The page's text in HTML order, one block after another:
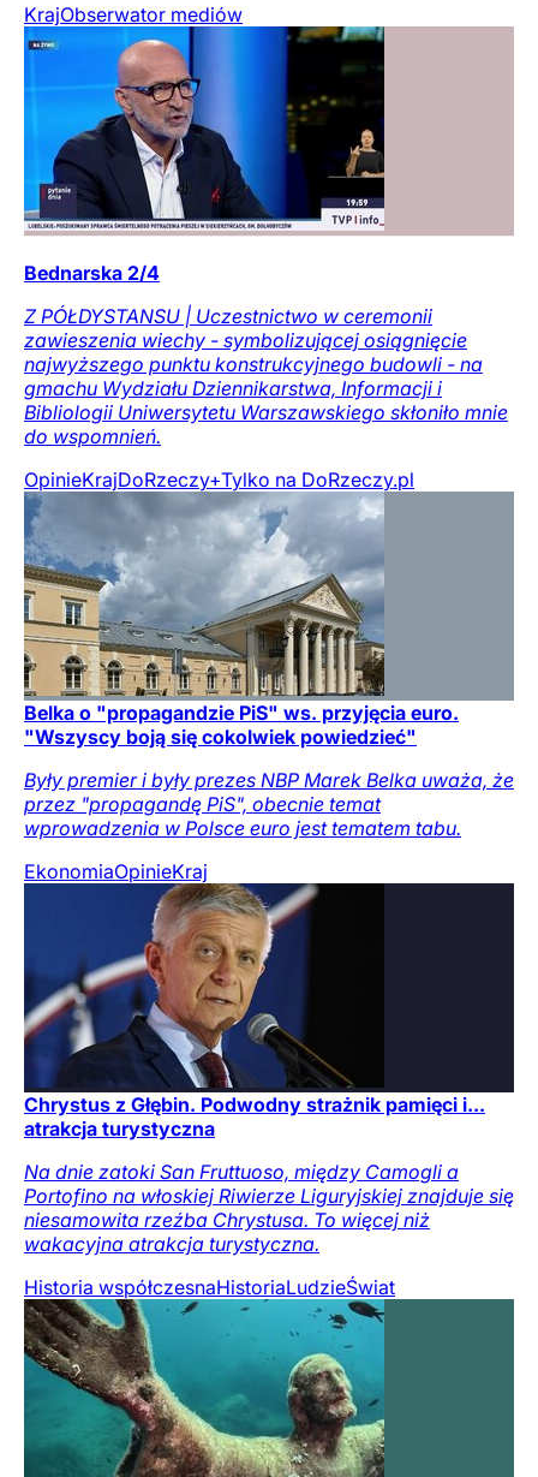
KrajObserwator mediów
Bednarska 2/4
Z PÓŁDYSTANSU | Uczestnictwo w ceremonii
zawieszenia wiechy - symbolizującej osiągnięcie
najwyższego punktu konstrukcyjnego budowli - na
gmachu Wydziału Dziennikarstwa, Informacji i
Bibliologii Uniwersytetu Warszawskiego skłoniło mnie
do wspomnień.
OpinieKrajDoRzeczy+Tylko na DoRzeczy.pl
Belka o "propagandzie PiS" ws. przyjęcia euro.
"Wszyscy boją się cokolwiek powiedzieć"
Były premier i były prezes NBP Marek Belka uważa, że
przez "propagandę PiS", obecnie temat
wprowadzenia w Polsce euro jest tematem tabu.
EkonomiaOpinieKraj
Chrystus z Głębin. Podwodny strażnik pamięci i...
atrakcja turystyczna
Na dnie zatoki San Fruttuoso, między Camogli a
Portofino na włoskiej Riwierze Liguryjskiej znajduje się
niesamowita rzeźba Chrystusa. To więcej niż
wakacyjna atrakcja turystyczna.
Historia współczesnaHistoriaLudzieŚwiat